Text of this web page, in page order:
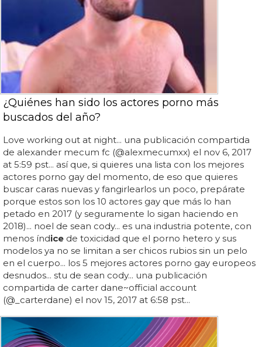
¿Quiénes han sido los actores porno más
buscados del año?
Love working out at night... una publicación compartida
de alexander mecum fc (@alexmecumxx) el nov 6, 2017
at 5:59 pst... así que, si quieres una lista con los mejores
actores porno gay del momento, de eso que quieres
buscar caras nuevas y fangirlearlos un poco, prepárate
porque estos son los 10 actores gay que más lo han
petado en 2017 (y seguramente lo sigan haciendo en
2018)... noel de sean cody... es una industria potente, con
menos índice de toxicidad que el porno hetero y sus
modelos ya no se limitan a ser chicos rubios sin un pelo
en el cuerpo... los 5 mejores actores porno gay europeos
desnudos... stu de sean cody... una publicación
compartida de carter dane~official account
(@_carterdane) el nov 15, 2017 at 6:58 pst...